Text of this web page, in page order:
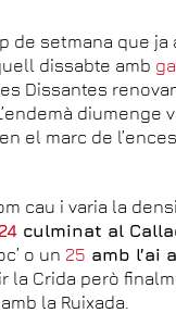
de setmana que ja
dissabte amb
Dissantes
diumenge
el marc de
cau i varia la
culminat al
o un 25 amb l’ai
la Crida però
la Ruixada.